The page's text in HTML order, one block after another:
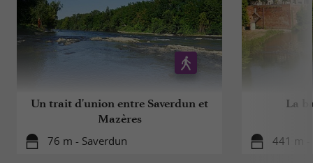
Un trait d'union entre Saverdun et
Mazères
76 m - Saverdun
La
441 m -